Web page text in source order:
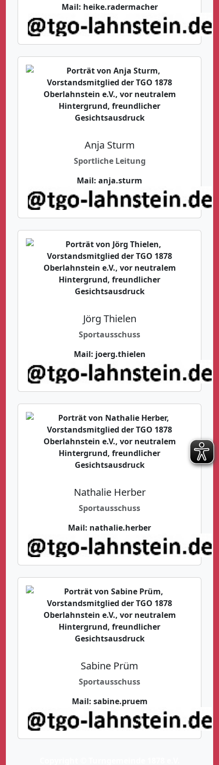
Mail: heike.radermacher
Anja Sturm
Sportliche Leitung
Mail: anja.sturm
Jörg Thielen
Sportausschuss
Mail: joerg.thielen
Nathalie Herber
Sportausschuss
Mail: nathalie.herber
Sabine Prüm
Sportausschuss
Mail: sabine.pruem